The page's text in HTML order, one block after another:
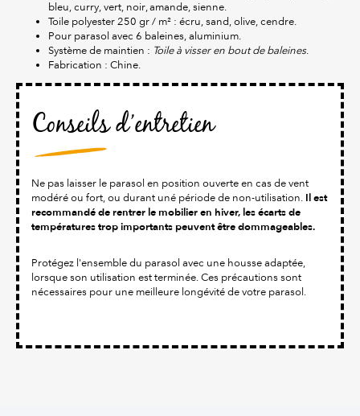
bleu, curry, vert, noir, amande, sienne.
Toile polyester 250 gr / m² : écru, sand, olive, cendre.
Pour parasol avec 6 baleines, aluminium.
Système de maintien : Toile à visser en bout de baleines.
Fabrication : Chine.
Conseils d’entretien
Ne pas laisser le parasol en position ouverte en cas de vent
modéré ou fort, ou durant uné période de non-utilisation. Il est
recommandé de rentrer le mobilier en hiver, les écarts de
températures trop importants peuvent être dommageables.
Protégez l'ensemble du parasol avec une housse adaptée,
lorsque son utilisation est terminée. Ces précautions sont
nécessaires pour une meilleure longévité de votre parasol.